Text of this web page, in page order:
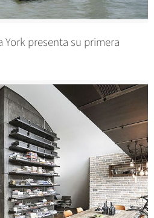
York presenta su primera